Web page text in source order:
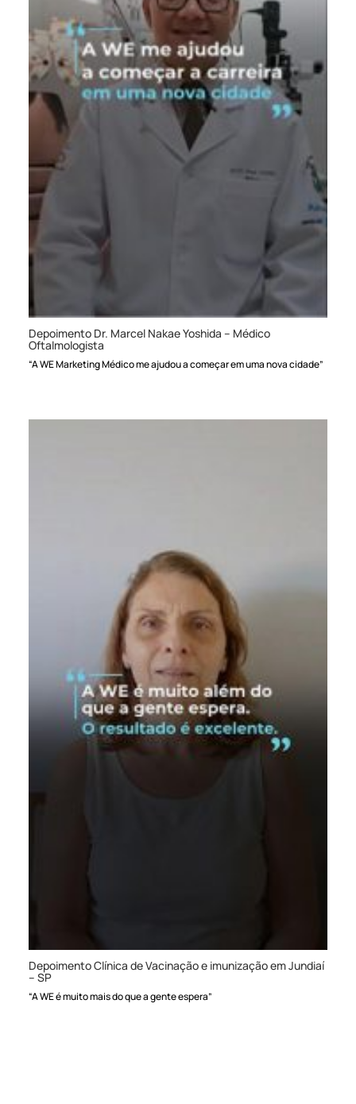
Depoimento Dr. Marcel Nakae Yoshida – Médico
Oftalmologista
“A WE Marketing Médico me ajudou a começar em uma nova cidade”
Depoimento Clínica de Vacinação e imunização em Jundiaí
– SP
“A WE é muito mais do que a gente espera”